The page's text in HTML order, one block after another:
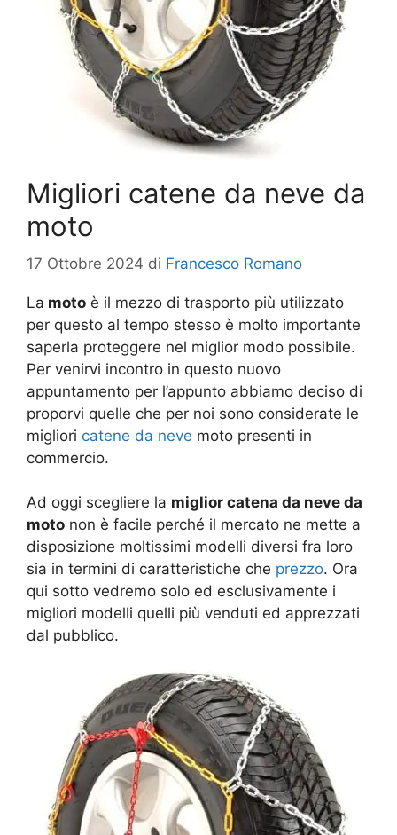
Migliori catene da neve da
moto
17 Ottobre 2024 di Francesco Romano
La moto è il mezzo di trasporto più utilizzato
per questo al tempo stesso è molto importante
saperla proteggere nel miglior modo possibile.
Per venirvi incontro in questo nuovo
appuntamento per l’appunto abbiamo deciso di
proporvi quelle che per noi sono considerate le
migliori catene da neve moto presenti in
commercio.
Ad oggi scegliere la miglior catena da neve da
moto non è facile perché il mercato ne mette a
disposizione moltissimi modelli diversi fra loro
sia in termini di caratteristiche che prezzo. Ora
qui sotto vedremo solo ed esclusivamente i
migliori modelli quelli più venduti ed apprezzati
dal pubblico.